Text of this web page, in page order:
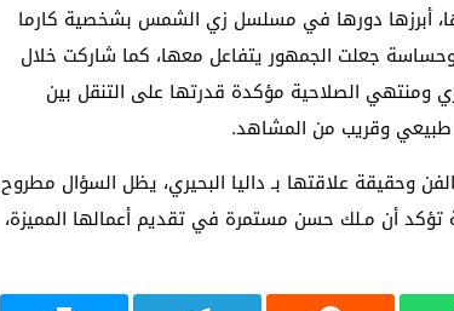
أبرزها دورها في مسلسل زي الشمس بشخصية كارما
جعلت الجمهور يتفاعل معها، كما شاركت خلال
حسبة عمري ومنتهي الصلاحية مؤكدة قدرتها على التنقل بين
طبيعي وقريب من المشاهد.
وحقيقة علاقتها بـ داليا البحيري، يظل السؤال مطروح
أن مـلك حسن مستمرة في تقديم أعمالها المميزة،